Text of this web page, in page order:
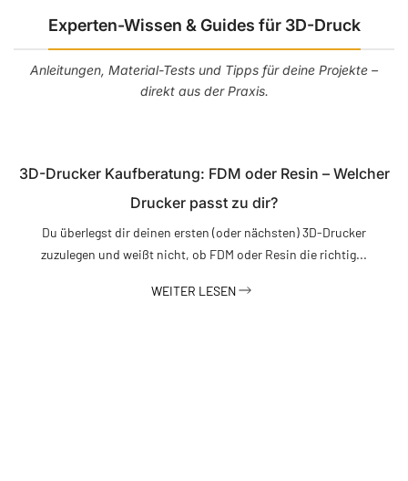
Experten-Wissen & Guides für 3D-Druck
Anleitungen, Material-Tests und Tipps für deine Projekte –
direkt aus der Praxis.
3D-Drucker Kaufberatung: FDM oder Resin – Welcher
Drucker passt zu dir?
Du überlegst dir deinen ersten (oder nächsten) 3D-Drucker
zuzulegen und weißt nicht, ob FDM oder Resin die richtig...
WEITER LESEN